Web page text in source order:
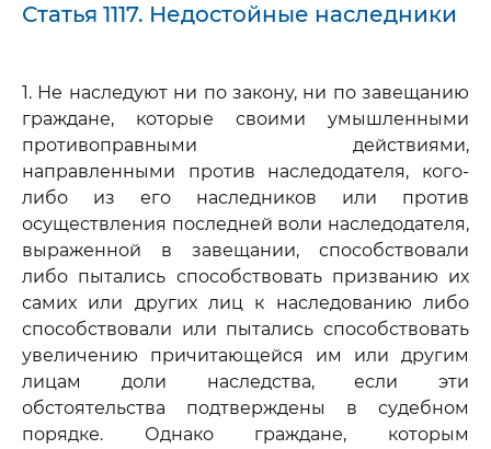
Статья 1117. Недостойные наследники
1. Не наследуют ни по закону, ни по завещанию
граждане, которые своими умышленными
противоправными действиями,
направленными против наследодателя, кого-
либо из его наследников или против
осуществления последней воли наследодателя,
выраженной в завещании, способствовали
либо пытались способствовать призванию их
самих или других лиц к наследованию либо
способствовали или пытались способствовать
увеличению причитающейся им или другим
лицам доли наследства, если эти
обстоятельства подтверждены в судебном
порядке. Однако граждане, которым